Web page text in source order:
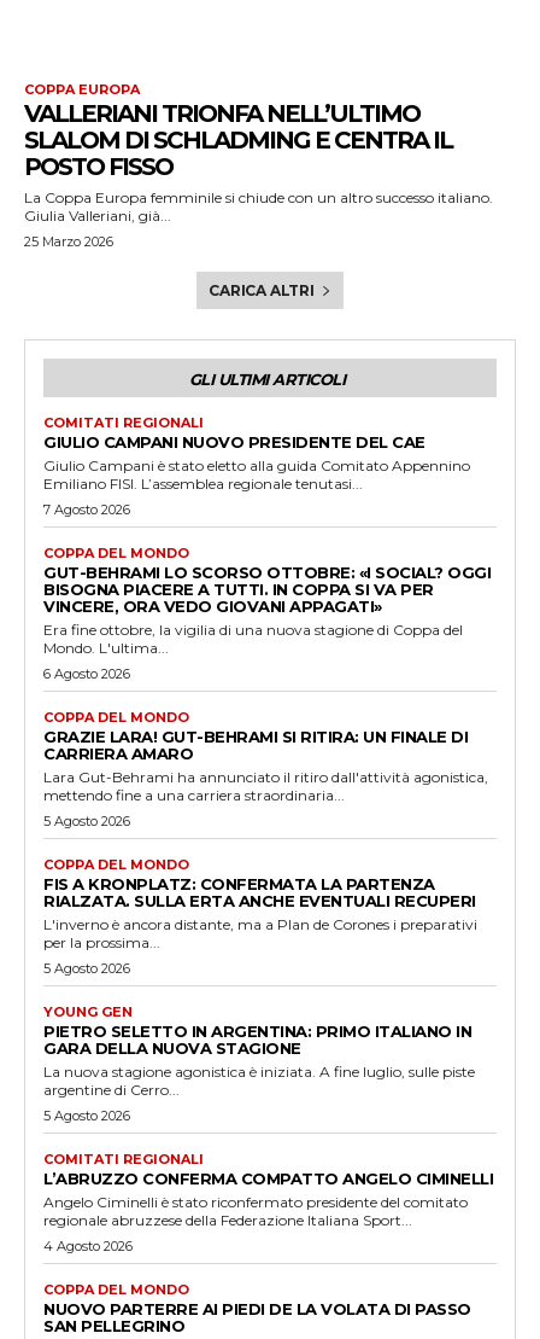
COPPA EUROPA
VALLERIANI TRIONFA NELL’ULTIMO
SLALOM DI SCHLADMING E CENTRA IL
POSTO FISSO
La Coppa Europa femminile si chiude con un altro successo italiano.
Giulia Valleriani, già...
25 Marzo 2026
CARICA ALTRI
GLI ULTIMI ARTICOLI
COMITATI REGIONALI
GIULIO CAMPANI NUOVO PRESIDENTE DEL CAE
Giulio Campani è stato eletto alla guida Comitato Appennino
Emiliano FISI. L’assemblea regionale tenutasi...
7 Agosto 2026
COPPA DEL MONDO
GUT-BEHRAMI LO SCORSO OTTOBRE: «I SOCIAL? OGGI
BISOGNA PIACERE A TUTTI. IN COPPA SI VA PER
VINCERE, ORA VEDO GIOVANI APPAGATI»
Era fine ottobre, la vigilia di una nuova stagione di Coppa del
Mondo. L'ultima...
6 Agosto 2026
COPPA DEL MONDO
GRAZIE LARA! GUT-BEHRAMI SI RITIRA: UN FINALE DI
CARRIERA AMARO
Lara Gut-Behrami ha annunciato il ritiro dall'attività agonistica,
mettendo fine a una carriera straordinaria...
5 Agosto 2026
COPPA DEL MONDO
FIS A KRONPLATZ: CONFERMATA LA PARTENZA
RIALZATA. SULLA ERTA ANCHE EVENTUALI RECUPERI
L'inverno è ancora distante, ma a Plan de Corones i preparativi
per la prossima...
5 Agosto 2026
YOUNG GEN
PIETRO SELETTO IN ARGENTINA: PRIMO ITALIANO IN
GARA DELLA NUOVA STAGIONE
La nuova stagione agonistica è iniziata. A fine luglio, sulle piste
argentine di Cerro...
5 Agosto 2026
COMITATI REGIONALI
L’ABRUZZO CONFERMA COMPATTO ANGELO CIMINELLI
Angelo Ciminelli è stato riconfermato presidente del comitato
regionale abruzzese della Federazione Italiana Sport...
4 Agosto 2026
COPPA DEL MONDO
NUOVO PARTERRE AI PIEDI DE LA VOLATA DI PASSO
SAN PELLEGRINO